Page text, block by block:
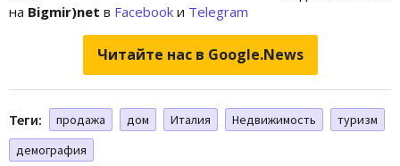
на Bigmir)net в Facebook и Telegram
Читайте нас в Google.News
Теги: продажа дом Италия Недвижимость
туризм
демография